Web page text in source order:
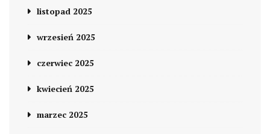
listopad 2025
wrzesień 2025
czerwiec 2025
kwiecień 2025
marzec 2025